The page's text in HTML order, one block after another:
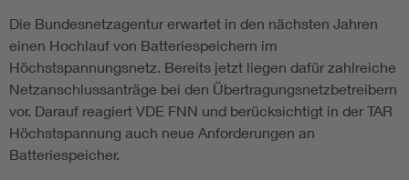
Die Bundesnetzagentur erwartet in den nächsten Jahren
einen Hochlauf von Batteriespeichern im
Höchstspannungsnetz. Bereits jetzt liegen dafür zahlreiche
Netzanschlussanträge bei den Übertragungsnetzbetreibern
vor. Darauf reagiert VDE FNN und berücksichtigt in der TAR
Höchstspannung auch neue Anforderungen an
Batteriespeicher.